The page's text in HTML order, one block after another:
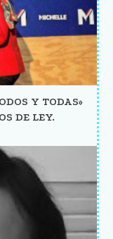
Y TODAS»
DE LEY.